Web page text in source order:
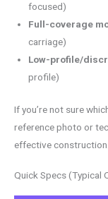
focused)
Full-coverage
carriage)
Low-profile/
profile)
If you’re not sure
reference photo or
effective construction.
Quick Specs (Typical